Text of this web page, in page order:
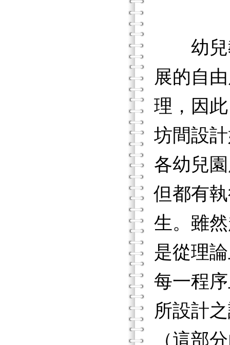
幼兒教
展的自
理，因
坊間設
各幼兒
但都有
生。雖
是從理
每一程
所設計
（這部